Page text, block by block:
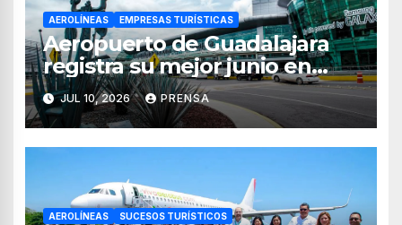
AEROLÍNEAS EMPRESAS TURÍSTICAS
Aeropuerto de Guadalajara
registra su mejor junio en
operaciones y pasajeros
JUL 10, 2026 PRENSA
AEROLÍNEAS SUCESOS TURÍSTICOS